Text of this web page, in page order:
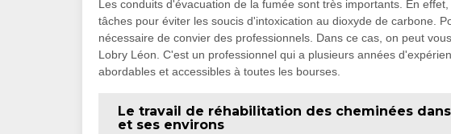
Les conduits d'évacuation de la fumée sont très importants. En
tâches pour éviter les soucis d'intoxication au dioxyde de carbone.
nécessaire de convier des professionnels. Dans ce cas, on peut
Lobry Léon. C'est un professionnel qui a plusieurs années
abordables et accessibles à toutes les bourses.
Le travail de réhabilitation des cheminées
et ses environs